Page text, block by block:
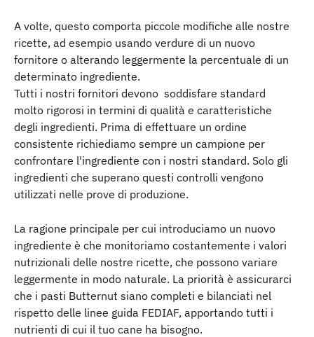
A volte, questo comporta piccole modifiche alle nostre
ricette, ad esempio usando verdure di un nuovo
fornitore o alterando leggermente la percentuale di un
determinato ingrediente.
Tutti i nostri fornitori devono  soddisfare standard
molto rigorosi in termini di qualità e caratteristiche
degli ingredienti. Prima di effettuare un ordine
consistente richiediamo sempre un campione per
confrontare l'ingrediente con i nostri standard. Solo gli
ingredienti che superano questi controlli vengono
utilizzati nelle prove di produzione.
La ragione principale per cui introduciamo un nuovo
ingrediente è che monitoriamo costantemente i valori
nutrizionali delle nostre ricette, che possono variare
leggermente in modo naturale. La priorità è assicurarci
che i pasti Butternut siano completi e bilanciati nel
rispetto delle linee guida FEDIAF, apportando tutti i
nutrienti di cui il tuo cane ha bisogno.